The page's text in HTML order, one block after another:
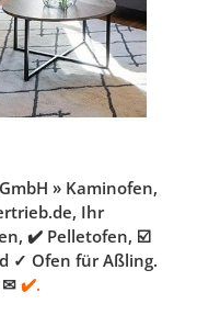
» Kaminofen,
Ihr
✔️ Pelletofen, ☑️
✓ Ofen für Aßling.
✉✔️.